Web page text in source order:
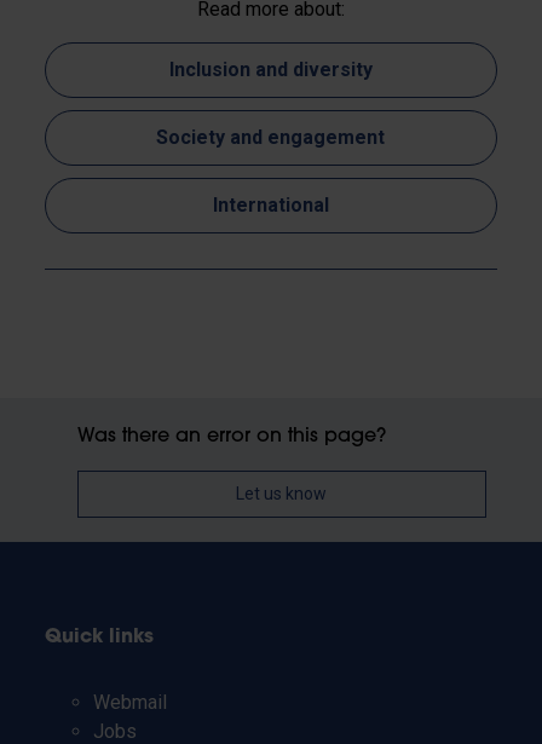
Read more about:
Inclusion and diversity
Society and engagement
International
Was there an error on this page?
Let us know
Quick links
Webmail
Jobs